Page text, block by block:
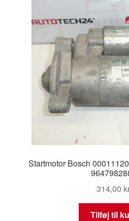
Startmotor Bosch
314,00
Tilføj til